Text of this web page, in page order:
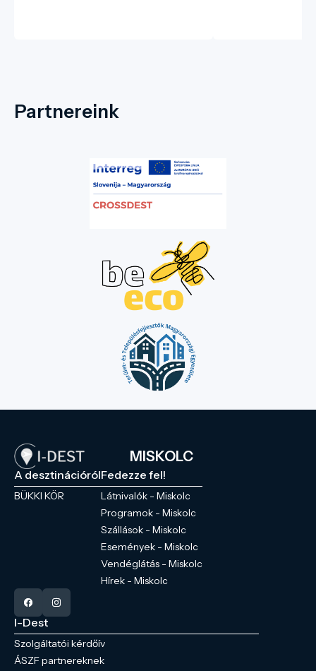
Partnereink
MISKOLC
A desztinációról
BÜKKI KÖR
Fedezze fel!
Látnivalók - Miskolc
Programok - Miskolc
Szállások - Miskolc
Események - Miskolc
Vendéglátás - Miskolc
Hírek - Miskolc
I-Dest
Szolgáltatói kérdőív
ÁSZF partnereknek